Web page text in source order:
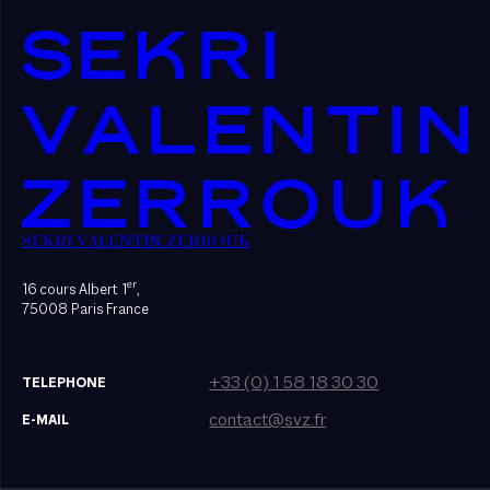
SEKRI VALENTIN ZERROUK
16 cours Albert 1er,
75008 Paris France
TELEPHONE +33 (0) 1 58 18 30 30
E-MAIL contact@svz.fr